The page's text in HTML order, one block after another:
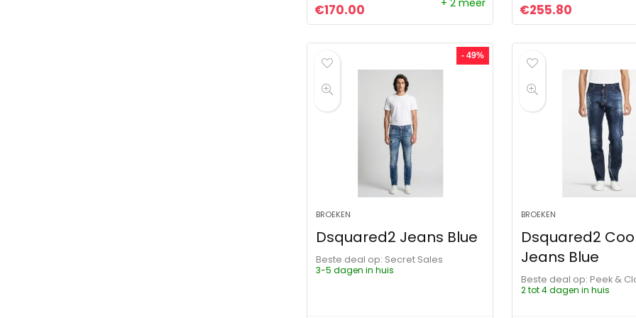
Oorspronkelijke prijs was: €451.00.
€170.00 Huidige prijs is: €170.00. Oorspronkelijke
€255.80Huidige
- 49%
BROEKEN
Dsquared2 Jeans Blue
Beste deal op:
Secret Sales
3-5 dagen in huis
BROEKEN
Dsquared2
Jeans Blue
Beste deal op:
Peek &
2 tot 4 dagen in huis